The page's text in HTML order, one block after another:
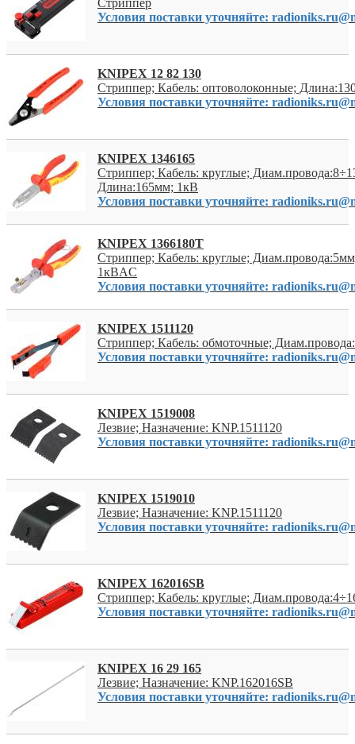
Условия поставки уточняйте:
KNIPEX 12 82 130
Стриппер; Кабель: оптоволоконные;
Условия поставки уточняйте:
KNIPEX 1346165
Стриппер; Кабель: круглые;
Длина:165мм; 1кВ
Условия поставки уточняйте:
KNIPEX 1366180T
Стриппер; Кабель: круглые;
1кВAC
Условия поставки уточняйте:
KNIPEX 1511120
Стриппер; Кабель: обмоточные;
Условия поставки уточняйте:
KNIPEX 1519008
Лезвие; Назначение: KNP.1511120
Условия поставки уточняйте:
KNIPEX 1519010
Лезвие; Назначение: KNP.1511120
Условия поставки уточняйте:
KNIPEX 162016SB
Стриппер; Кабель: круглые;
Условия поставки уточняйте:
KNIPEX 16 29 165
Лезвие; Назначение: KNP.162016SB
Условия поставки уточняйте: